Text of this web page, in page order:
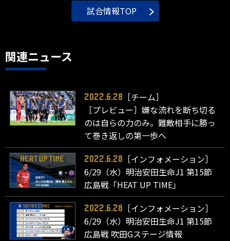
試合情報TOP
関連ニュース
2022.6.28
［チーム］
［プレビュー］嫌な流れを断ち切る
のは自らの力のみ。難敵相手に勝っ
て巻き返しの第一歩へ
2022.6.28
［インフォメーション］
6/29（水）明治安田生命J1 第15節
広島戦「HEAT UP TIME」
2022.6.28
［インフォメーション］
6/29（水）明治安田生命J1 第15節
広島戦 吹田Gステージ情報